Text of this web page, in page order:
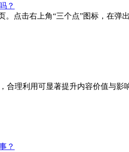
？
点击右上角“三个点”图标，在弹
合理利用可显著提升内容价值与影
？